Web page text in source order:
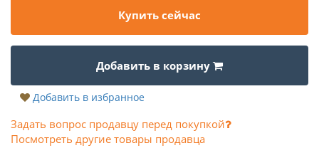
Купить сейчас
Добавить в корзину
Добавить в избранное
Задать вопрос продавцу перед покупкой
Посмотреть другие товары продавца